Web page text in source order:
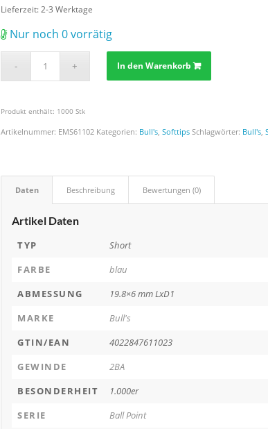
Lieferzeit: 2-3 Werktage
Nur noch 0 vorrätig
In den Warenkorb
Produkt enthält: 1000Stk
Artikelnummer: EMS61102 Kategorien: Bull's ,Softtips Schlagwörter: Bull's ,
Daten Beschreibung Bewertungen (0)
Artikel Daten
TYP
Short
FARBE
blau
ABMESSUNG
19.8×6 mm LxD1
MARKE
Bull's
GTIN/EAN
4022847611023
GEWINDE
2BA
BESONDERHEIT
1.000er
SERIE
Ball Point